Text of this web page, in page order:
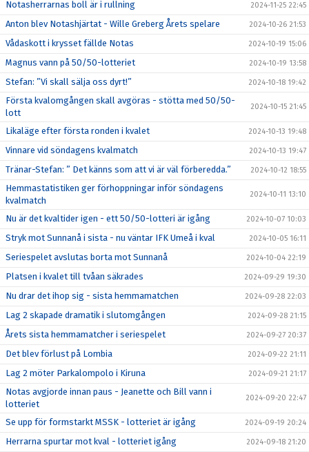
Notasherrarnas boll är i rullning 2024-11-25 22:45
Anton blev Notashjärtat - Wille Greberg Årets spelare 2024-10-26 21:53
Vådaskott i krysset fällde Notas 2024-10-19 15:06
Magnus vann på 50/50-lotteriet 2024-10-19 13:58
Stefan: ”Vi skall sälja oss dyrt!” 2024-10-18 19:42
Första kvalomgången skall avgöras - stötta med 50/50-
lott
2024-10-15 21:45
Likaläge efter första ronden i kvalet 2024-10-13 19:48
Vinnare vid söndagens kvalmatch 2024-10-13 19:47
Tränar-Stefan: ” Det känns som att vi är väl förberedda.” 2024-10-12 18:55
Hemmastatistiken ger förhoppningar inför söndagens
kvalmatch
2024-10-11 13:10
Nu är det kvaltider igen - ett 50/50-lotteri är igång 2024-10-07 10:03
Stryk mot Sunnanå i sista - nu väntar IFK Umeå i kval 2024-10-05 16:11
Seriespelet avslutas borta mot Sunnanå 2024-10-04 22:19
Platsen i kvalet till tvåan säkrades 2024-09-29 19:30
Nu drar det ihop sig - sista hemmamatchen 2024-09-28 22:03
Lag 2 skapade dramatik i slutomgången 2024-09-28 21:15
Årets sista hemmamatcher i seriespelet 2024-09-27 20:37
Det blev förlust på Lombia 2024-09-22 21:11
Lag 2 möter Parkalompolo i Kiruna 2024-09-21 21:17
Notas avgjorde innan paus - Jeanette och Bill vann i
lotteriet
2024-09-20 22:47
Se upp för formstarkt MSSK - lotteriet är igång 2024-09-19 20:24
Herrarna spurtar mot kval - lotteriet igång 2024-09-18 21:20